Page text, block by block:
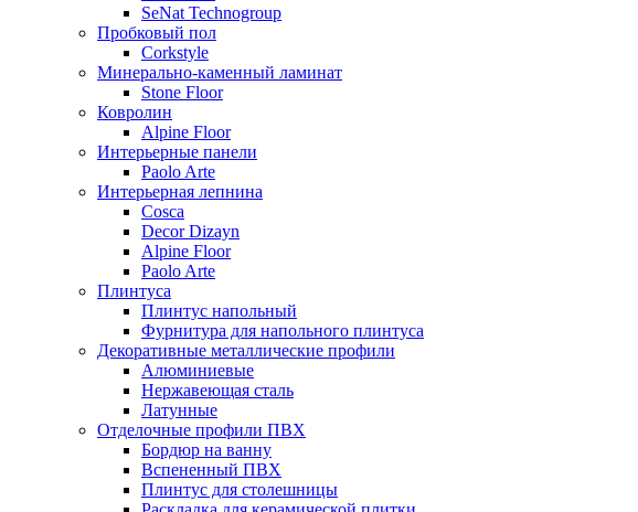
SeNat Technogroup
Пробковый пол
Corkstyle
Минерально-каменный ламинат
Stone Floor
Ковролин
Alpine Floor
Интерьерные панели
Paolo Arte
Интерьерная лепнина
Cosca
Decor Dizayn
Alpine Floor
Paolo Arte
Плинтуса
Плинтус напольный
Фурнитура для напольного плинтуса
Декоративные металлические профили
Алюминиевые
Нержавеющая сталь
Латунные
Отделочные профили ПВХ
Бордюр на ванну
Вспененный ПВХ
Плинтус для столешницы